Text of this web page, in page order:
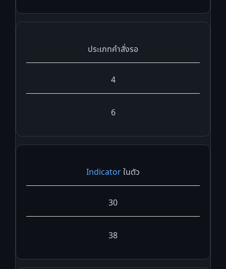
ประเภทคำสั่งรอ
4
6
Indicatorในตัว
30
38